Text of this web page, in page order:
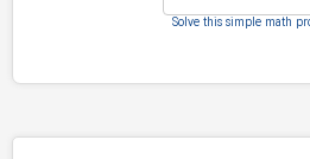
Solve this simple math